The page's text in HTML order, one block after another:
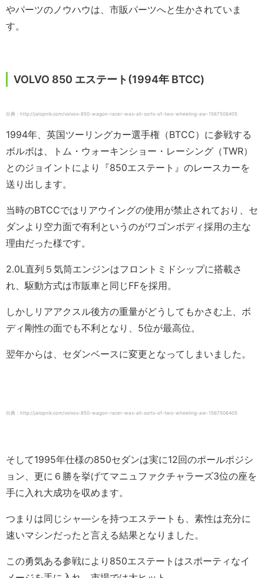
やパーツのノウハウは、市販パーツへと生かされていま
す。
VOLVO 850 エステート(1994年 BTCC)
出典：http://jalopnik.com/volvos-850-wagon-racer-was-all-sorts-of-two-wheeling-aw-1567506405
1994年、英国ツーリングカー選手権（BTCC）に参戦する
ボルボは、トム・ウォーキンショー・レーシング（TWR）
とのジョイントにより『850エステート』のレースカーを
送り出します。
当時のBTCCではリアウイングの使用が禁止されており、セ
ダンより空力面で有利というのがワゴンボディ採用の主な
理由だった様です。
2.0L直列５気筒エンジンはフロントミドシップに搭載さ
れ、駆動方式は市販車と同じFFを採用。
しかしリアアクスル後方の重量がどうしてもかさむ上、ボ
ディ剛性の面でも不利となり、5位が最高位。
翌年からは、セダンベースに変更となってしまいました。
出典：http://jalopnik.com/volvos-850-wagon-racer-was-all-sorts-of-two-wheeling-aw-1567506405
そして1995年仕様の850セダンは実に12回のポールポジシ
ョン、更に６勝を挙げてマニュファクチャラーズ3位の座を
手に入れ大成功を収めます。
つまりは同じシャ―シを持つエステートも、素性は充分に
速いマシンだったと言える結果となりました。
この勇気ある参戦により850エステートはスポーティなイ